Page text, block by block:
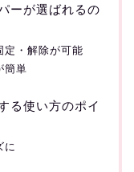
ーが選ばれるの
定・解除が可能
簡単
る使い方のポイ
に